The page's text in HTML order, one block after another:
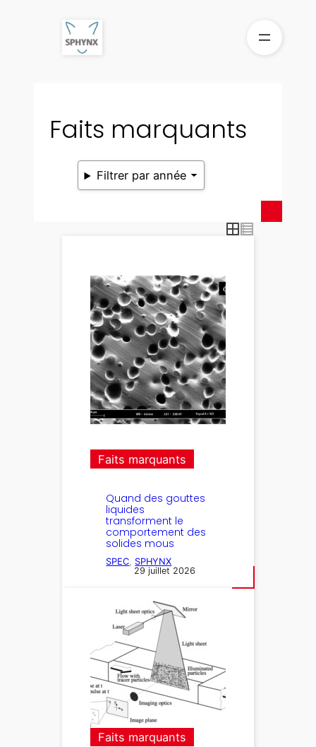
Faits marquants
Filtrer par année
Faits marquants
Quand des gouttes
liquides
transforment le
comportement des
solides mous
SPEC SPHYNX
29 juillet 2026
Faits marquants